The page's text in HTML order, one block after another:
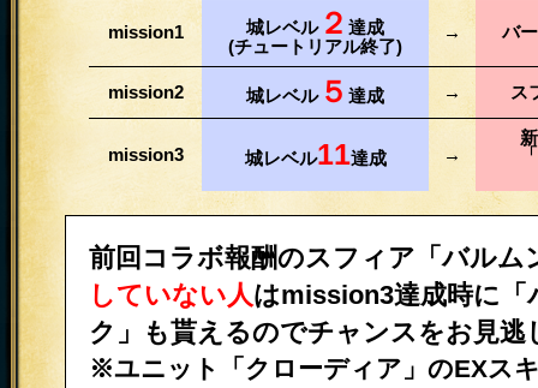
mission1 城レベル２ 達成
(チュートリアル終了)
→ バ
mission2 城レベル５ 達成 → ス
mission3 城レベル11達成 →
前回コラボ報酬のスフィア「バルム
していない人はmission3達成時に「
ク」も貰えるのでチャンスをお見逃
※ユニット「クローディア」のEXス